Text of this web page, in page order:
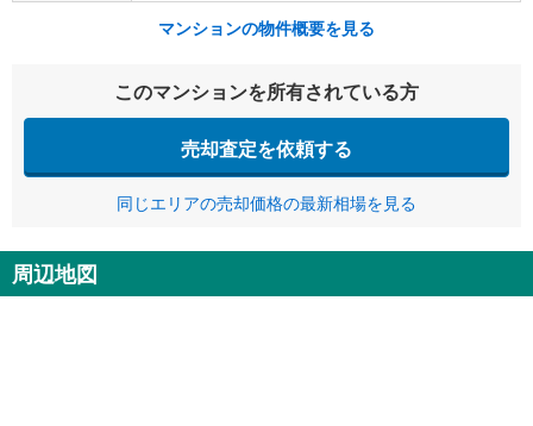
マンションの物件概要を見る
このマンションを所有されている方
売却査定を依頼する
同じエリアの売却価格の最新相場を見る
周辺地図